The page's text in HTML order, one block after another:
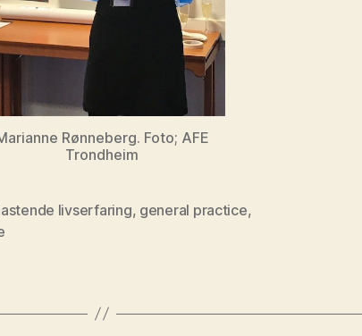
Rønneberg. Foto; AFE
Trondheim
livserfaring, general practice,